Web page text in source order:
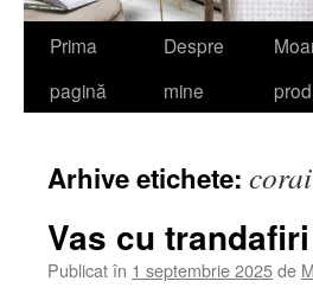
Sari
Prima
pagină
Despre
mine
Arhive etichete: corai
Vas cu
Publicat în 1 septembrie 2025de